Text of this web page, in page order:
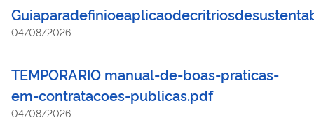
04/08/2026
TEMPORARIO manual-de-boas-praticas-
em-contratacoes-publicas.pdf
04/08/2026